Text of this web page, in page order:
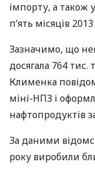
імпорту, а також
п’ять місяців
Зазначимо, що
досягала 764 тис.
Клименка
міні-НПЗ і
нафтопродуктів
За даними
року виробили